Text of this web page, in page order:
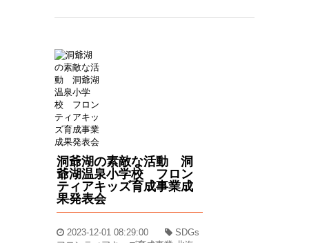
洞爺湖の素敵な活動 洞
爺湖温泉小学校 フロン
ティアキッズ育成事業成
果発表会
2023-12-01 08:29:00
SDGs